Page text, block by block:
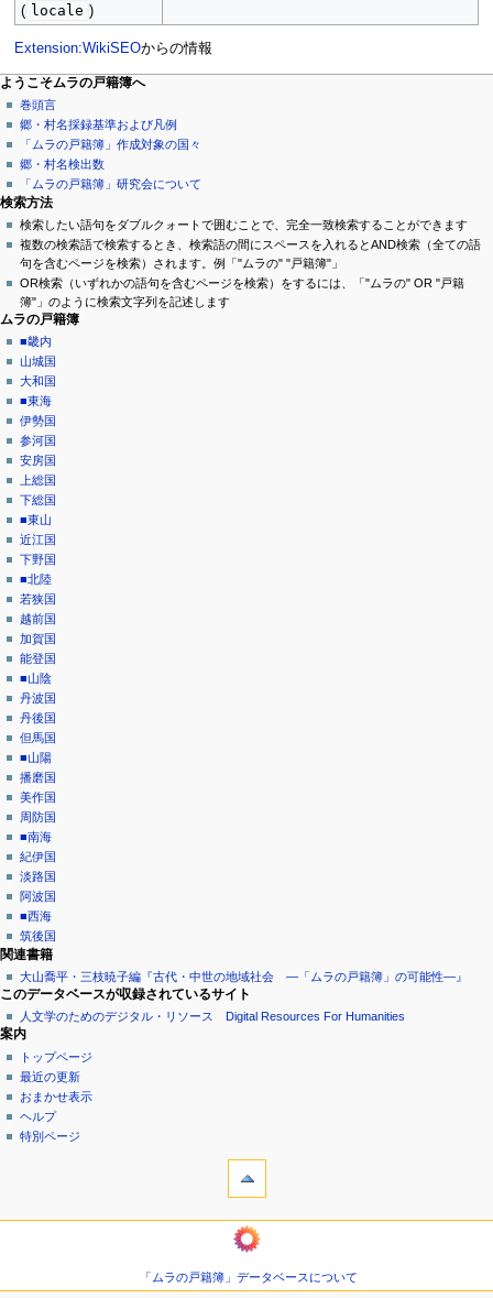
( locale )
Extension:WikiSEOからの情報
ナ
ゲ
ー
シ
ョ
メ
ニ
ュ
ー
ページ操作
ペ
ー
ジ
議
論
閲
覧
ソ
ー
を
閲
歴
個人用ツール
ロ
グ
イ
ン
ようこそムラの戸籍簿へ
巻頭言
郷・村名採録基準および凡例
「ムラの戸籍簿」作成対象の国々
郷・村名検出数
「ムラの戸籍簿」研究会について
検索方法
検索したい語句をダブルクォートで囲むことで、完全一致検索することができます
複数の検索語で検索するとき、検索語の間にスペースを入れるとAND検索（全ての語
句を含むページを検索）されます。例「"ムラの" "戸籍簿"」
OR検索（いずれかの語句を含むページを検索）をするには、「"ムラの" OR "戸籍
簿"」のように検索文字列を記述します
ムラの戸籍簿
■畿内
山城国
大和国
■東海
伊勢国
参河国
安房国
上総国
下総国
■東山
近江国
下野国
■北陸
若狭国
越前国
加賀国
能登国
■山陰
丹波国
丹後国
但馬国
■山陽
播磨国
美作国
周防国
■南海
紀伊国
淡路国
阿波国
■西海
筑後国
関連書籍
大山喬平・三枝暁子編『古代・中世の地域社会 ―「ムラの戸籍簿」の可能性―』
このデータベースが収録されているサイト
人文学のためのデジタル・リソース Digital Resources For Humanities
案内
トップページ
最近の更新
おまかせ表示
ヘルプ
特別ページ
ペ
ようこそムラの戸籍簿へ
「ムラの戸籍簿」データベースについて